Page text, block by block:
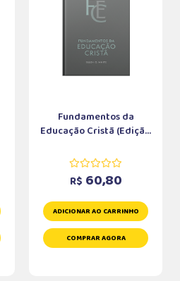
Fundamentos da
Educação Cristã (Ediçã...
R$ 60,80
ADICIONAR AO CARRINHO
COMPRAR AGORA